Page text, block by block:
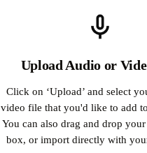
Upload Audio or
Click on ‘Upload’ and select
video file that you'd like to add
You can also drag and drop
box, or import directly with